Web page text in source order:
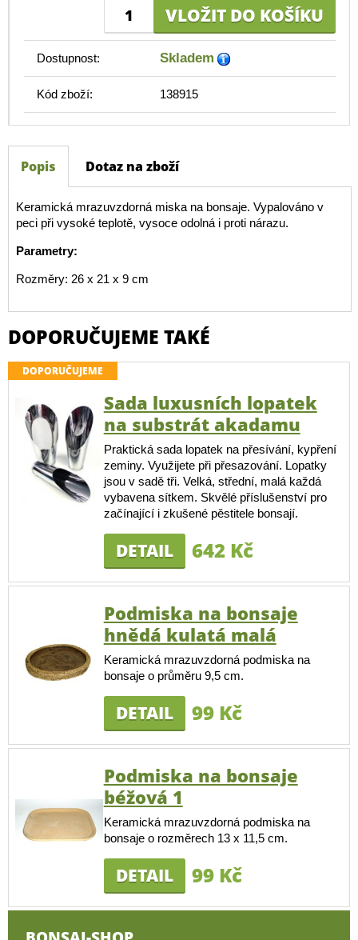
Dostupnost: Skladem
Kód zboží: 138915
Popis Dotaz na zboží
Keramická mrazuvzdorná miska na bonsaje. Vypalováno v
peci při vysoké teplotě, vysoce odolná i proti nárazu.
Parametry:
Rozměry: 26 x 21 x 9 cm
DOPORUČUJEME TAKÉ
DOPORUČUJEME
Sada luxusních lopatek
na substrát akadamu
Praktická sada lopatek na přesívání, kypření
zeminy. Využijete při přesazování. Lopatky
jsou v sadě tři. Velká, střední, malá každá
vybavena sítkem. Skvělé příslušenství pro
začínající i zkušené pěstitele bonsají.
DETAIL 642 Kč
Podmiska na bonsaje
hnědá kulatá malá
Keramická mrazuvzdorná podmiska na
bonsaje o průměru 9,5 cm.
DETAIL 99 Kč
Podmiska na bonsaje
béžová 1
Keramická mrazuvzdorná podmiska na
bonsaje o rozměrech 13 x 11,5 cm.
DETAIL 99 Kč